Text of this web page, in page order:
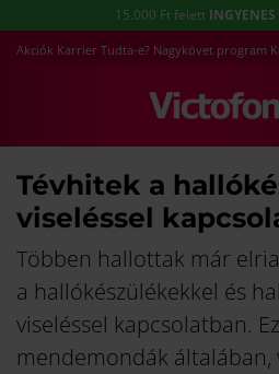
15.000 Ft felett INGYENES
Akciók Karrier Tudta-e? Nagykövet program
Tévhitek a
viseléssel
Többen hallottak már
a hallókészülékekkel és
viseléssel kapcsolatban.
mendemondák általában,